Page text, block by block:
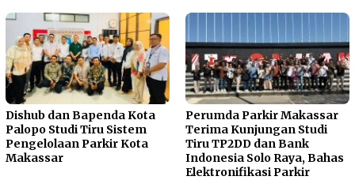
Dishub dan Bapenda Kota
Palopo Studi Tiru Sistem
Pengelolaan Parkir Kota
Makassar
Perumda Parkir Makassar
Terima Kunjungan Studi
Tiru TP2DD dan Bank
Indonesia Solo Raya, Bahas
Elektronifikasi Parkir